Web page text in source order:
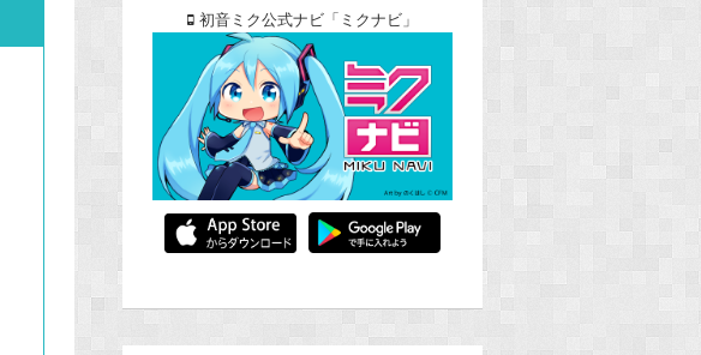
初音ミク公式ナビ「ミクナビ」